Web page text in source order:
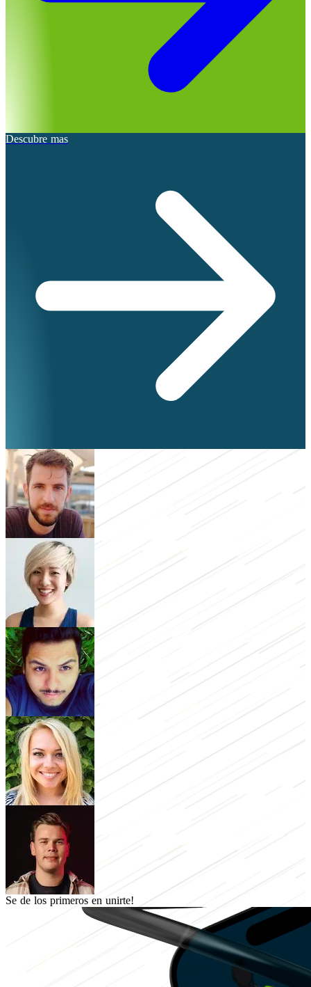
Descubre mas
Se de los primeros en unirte!